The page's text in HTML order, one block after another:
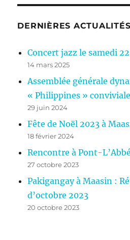
DERNIÈRES ACTUALITÉS
Concert jazz le samedi
14 mars 2025
Assemblée générale
« Philippines » conviviale
29 juin 2024
Fête de Noël 2023 à
18 février 2024
Rencontre à Pont-L’Abbé
27 octobre 2023
Pakigangay à Maasin :
d’octobre 2023
20 octobre 2023